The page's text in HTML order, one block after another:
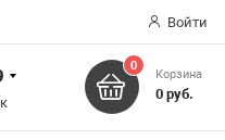
Войти
0
Корзина
0 руб.